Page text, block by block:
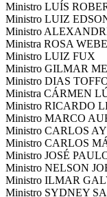
Ministro LUÍS
Ministro LUIZ
Ministro
Ministra ROSA
Ministro LUIZ FUX
Ministro GILMAR
Ministro DIAS
Ministra CÁRMEN
Ministro RICARDO
Ministro MARCO
Ministro CARLOS
Ministro CARLOS
Ministro JOSÉ
Ministro NELSON
Ministro ILMAR
Ministro SYDNEY